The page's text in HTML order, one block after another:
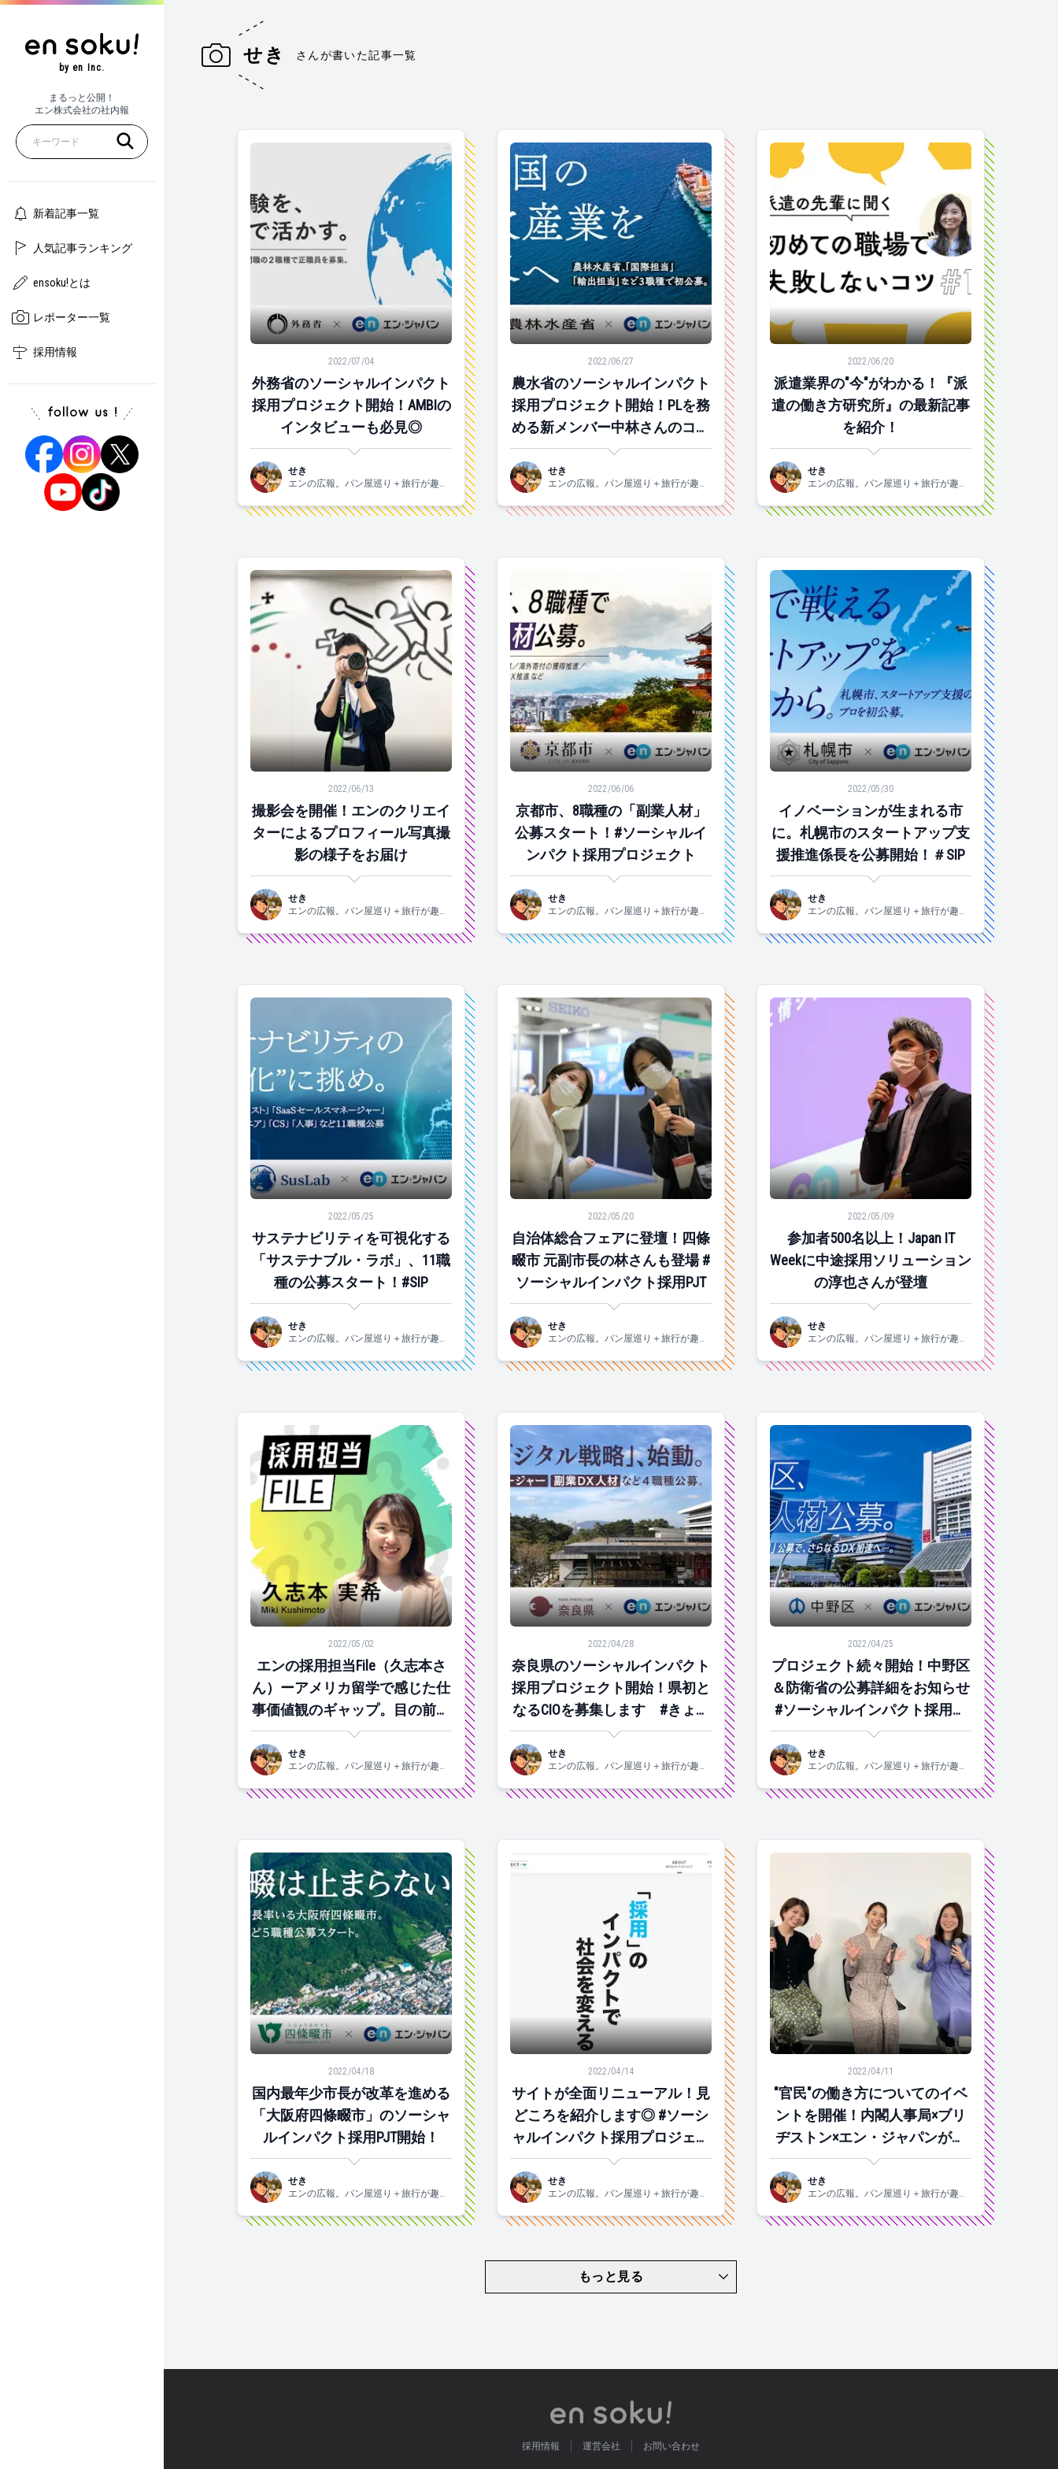
by en Inc.
まるっと公開！
エン株式会社の社内報
新着記事一覧
人気記事ランキング
ensoku!とは
レポーター一覧
採用情報
せき さんが書いた記事一覧
外務省のソーシャルインパクト採用プロジェクト開始！AMBIのインタビューも必見◎
2022/07/04
外務省のソーシャルインパクト
採用プロジェクト開始！AMBIの
インタビューも必見◎
せき
エンの広報。パン屋巡り＋旅行が趣味
農水省のソーシャルインパクト採用プロジェクト開始！PLを務める新メンバー中林さんのコメ
2022/06/27
農水省のソーシャルインパクト
採用プロジェクト開始！PLを務
める新メンバー中林さんのコメ
ントも紹介◎
せき
エンの広報。パン屋巡り＋旅行が趣味
派遣業界の"今"がわかる！『派遣の働き方研究所
2022/06/20
派遣業界の"今"がわかる！『派
遣の働き方研究所』の最新記事
を紹介！
せき
エンの広報。パン屋巡り＋旅行が趣味
撮影会を開催！エンのクリエイターによるプロフィール写真撮影の様子をお届け
2022/06/13
撮影会を開催！エンのクリエイ
ターによるプロフィール写真撮
影の様子をお届け
せき
エンの広報。パン屋巡り＋旅行が趣味
京都市、8職種の「副業人材」公募スタート！#ソーシャルインパクト採用プロジェクト
2022/06/06
京都市、8職種の「副業人材」
公募スタート！#ソーシャルイ
ンパクト採用プロジェクト
せき
エンの広報。パン屋巡り＋旅行が趣味
イノベーションが生まれる市に。札幌市のスター
2022/05/30
イノベーションが生まれる市
に。札幌市のスタートアップ支
援推進係長を公募開始！＃SIP
せき
エンの広報。パン屋巡り＋旅行が趣味
サステナビリティを可視化する「サステナブル・ラボ」、11職種の公募スタート！#SIP
2022/05/25
サステナビリティを可視化する
「サステナブル・ラボ」、11職
種の公募スタート！#SIP
せき
エンの広報。パン屋巡り＋旅行が趣味
自治体総合フェアに登壇！四條畷市 元副市長の林さんも登場 #ソーシャルインパクト採用PJT
2022/05/20
自治体総合フェアに登壇！四條
畷市 元副市長の林さんも登場 #
ソーシャルインパクト採用PJT
せき
エンの広報。パン屋巡り＋旅行が趣味
参加者500名以上！Japan IT Weekに中途採用ソリ
2022/05/09
参加者500名以上！Japan IT
Weekに中途採用ソリューション
の淳也さんが登壇
せき
エンの広報。パン屋巡り＋旅行が趣味
エンの採用担当File（久志本さん）ーアメリカ留学で感じた仕事価値観のギャップ。目の前の人の人生を前向きに。
2022/05/02
エンの採用担当File（久志本さ
ん）ーアメリカ留学で感じた仕
事価値観のギャップ。目の前の
人の人生を前向きに。
せき
エンの広報。パン屋巡り＋旅行が趣味
奈良県のソーシャルインパクト採用プロジェクト開始！県初となるCIOを募集します #きょうの
2022/04/28
奈良県のソーシャルインパクト
採用プロジェクト開始！県初と
なるCIOを募集します #きょう
のエン
せき
エンの広報。パン屋巡り＋旅行が趣味
プロジェクト続々開始！中野区＆防衛省の公募
2022/04/25
プロジェクト続々開始！中野区
＆防衛省の公募詳細をお知らせ
#ソーシャルインパクト採用プ
ロジェクト
せき
エンの広報。パン屋巡り＋旅行が趣味
国内最年少市長が改革を進める「大阪府四條畷市」のソーシャルインパクト採用PJT開始！
2022/04/18
国内最年少市長が改革を進める
「大阪府四條畷市」のソーシャ
ルインパクト採用PJT開始！
せき
エンの広報。パン屋巡り＋旅行が趣味
サイトが全面リニューアル！見どころを紹介します◎ #ソーシャルインパクト採用プロジェクト
2022/04/14
サイトが全面リニューアル！見
どころを紹介します◎ #ソーシ
ャルインパクト採用プロジェク
ト
せき
エンの広報。パン屋巡り＋旅行が趣味
"官民"の働き方についてのイベントを開催！内閣
2022/04/11
"官民"の働き方についてのイベ
ントを開催！内閣人事局×ブリ
ヂストン×エン・ジャパンが登
壇 #iroots
せき
エンの広報。パン屋巡り＋旅行が趣味
もっと見る
採用情報 運営会社 お問い合わせ